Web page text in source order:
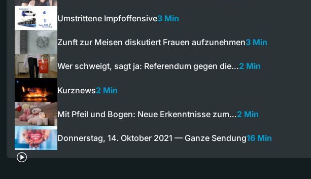
Umstrittene Impfoffensive3 Min
Zunft zur Meisen diskutiert Frauen aufzunehmen3 Min
Wer schweigt, sagt ja: Referendum gegen die…2 Min
Kurznews2 Min
Mit Pfeil und Bogen: Neue Erkenntnisse zum…2 Min
Donnerstag, 14. Oktober 2021 — Ganze Sendung16 Min